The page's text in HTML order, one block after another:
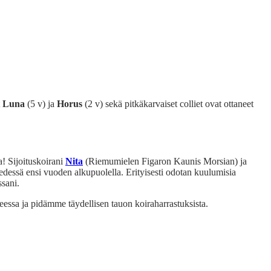
Luna (5 v) ja Horus (2 v) sekä pitkäkarvaiset colliet ovat ottaneet
Sijoituskoirani Nita (Riemumielen Figaron Kaunis Morsian) ja
ensi vuoden alkupuolella. Erityisesti odotan kuulumisia
ja pidämme täydellisen tauon koiraharrastuksista.